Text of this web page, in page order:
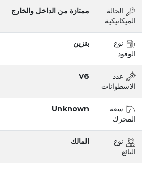
الحالة
الميكانيكية
ممتازة من الداخل والخارج
نوع
الوقود
بنزين
عدد
الاسطوانات
V6
سعة
المحرك
Unknown
نوع
البائع
المالك